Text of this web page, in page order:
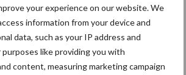
your experience on our website. We
information from your device and
data, such as your IP address and
like providing you with
content, measuring marketing campaign
De speenhuid: een vaak
onderschatte risicofactor
voor mastitis